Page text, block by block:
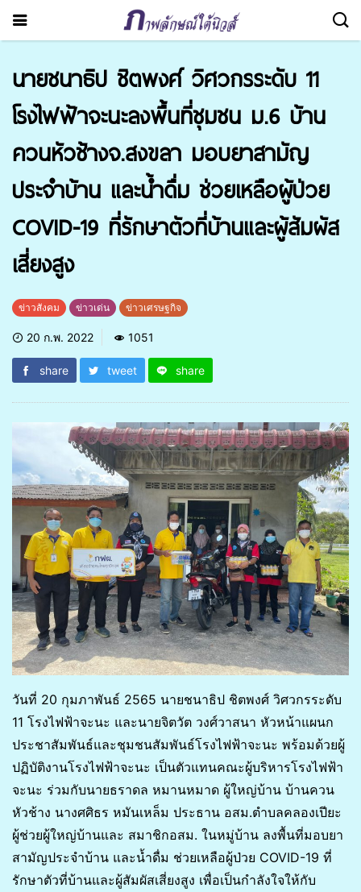
นายชนาธิป ชิตพงศ์ วิศวกรระดับ 11
โรงไฟฟ้าจะนะลงพื้นที่ชุมชน ม.6 บ้าน
ควนหัวช้างจ.สงขลา มอบยาสามัญ
ประจำบ้าน และน้ำดื่ม ช่วยเหลือผู้ป่วย​
COVID-19​ ที่รักษาตัวที่บ้านและผู้สัมผัส
เสี่ยงสูง
ข่าวสังคม ข่าวเด่น ข่าวเศรษฐกิจ
20 ก.พ. 2022 1051
share tweet share
วันที่ 20 กุมภาพันธ์ 2565 นายชนาธิป ชิตพงศ์ วิศวกรระดับ
11 โรงไฟฟ้าจะนะ และนายจิตวัต วงศ์วาสนา หัวหน้าแผนก
ประชาสัมพันธ์และชุมชนสัมพันธ์โรงไฟฟ้าจะนะ พร้อมด้วยผู้
ปฏิบัติงานโรงไฟฟ้าจะนะ เป็นตัวแทนคณะผู้บริหารโรงไฟฟ้า
จะนะ ร่วมกับนายธราดล หมานหมาด ผู้ใหญ่บ้าน บ้านควน
หัวช้าง นางศศิธร หมันเหล็ม ประธาน อสม.ตำบลคลองเปียะ
ผู้ช่วยผู้ใหญ่บ้านและ สมาชิกอสม. ในหมู่บ้าน ลงพื้นที่มอบยา
สามัญประจำบ้าน และน้ำดื่ม ช่วยเหลือผู้ป่วย​ COVID-19​ ที่
รักษาตัวที่บ้านและผู้สัมผัสเสี่ยงสูง เพื่อเป็นกำลังใจให้กับ